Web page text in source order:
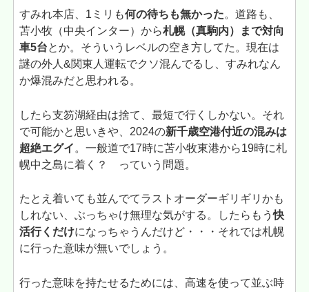
すみれ本店、1ミリも何の待ちも無かった。道路も、
苫小牧（中央インター）から札幌（真駒内）まで対向
車5台とか。そういうレベルの空き方してた。現在は
謎の外人&関東人運転でクソ混んでるし、すみれなん
か爆混みだと思われる。
したら支笏湖経由は捨て、最短で行くしかない。それ
で可能かと思いきや、2024の新千歳空港付近の混みは
超絶エグイ 。一般道で17時に苫小牧東港から19時に札
幌中之島に着く？ っていう問題。
たとえ着いても並んでてラストオーダーギリギリかも
しれない、ぶっちゃけ無理な気がする。したらもう快
活行くだけになっちゃうんだけど・・・それでは札幌
に行った意味が無いでしょう。
行った意味を持たせるためには、高速を使って並ぶ時